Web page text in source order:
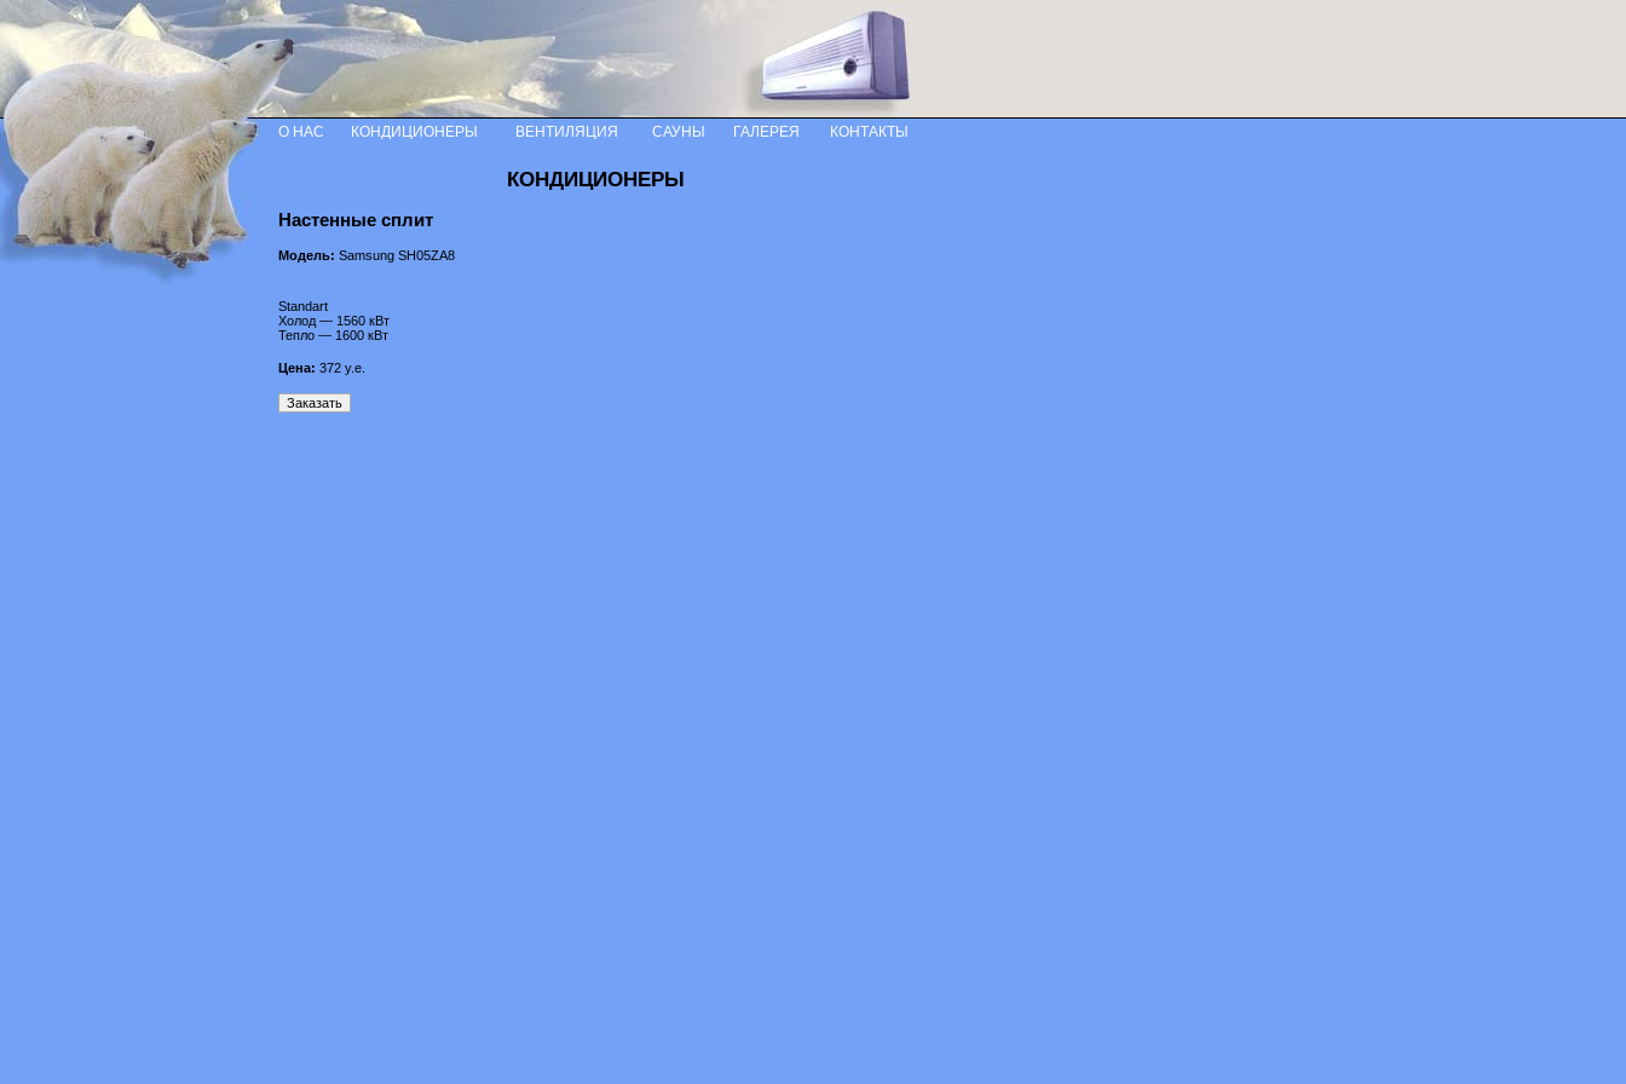
КОНДИЦИОНЕРЫ
Настенные сплит
Модель: Samsung SH05ZA8
Standart
Холод — 1560 кВт
Тепло — 1600 кВт
Цена: 372 у.е.
О НАС КОНДИЦИОНЕРЫ ВЕНТИЛЯЦИЯ САУНЫ ГАЛЕРЕЯ КОНТАКТЫ